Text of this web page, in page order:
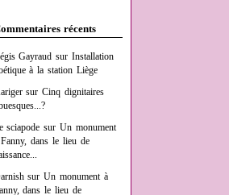
récents
Gayraud surInstallation
à la station Liège
surCinq dignitaires
sciapode surUn monument
dans le lieu de
surUn monument à
dans le lieu de